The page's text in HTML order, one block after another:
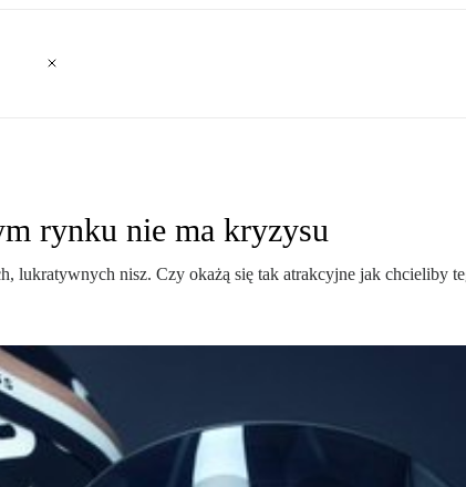
rynku nie ma kryzysu
lukratywnych nisz. Czy okażą się tak atrakcyjne jak chcieliby